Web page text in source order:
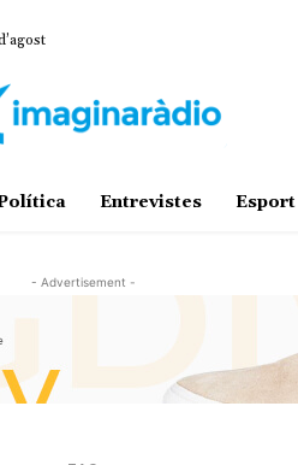
Entrevistes Esport
- Advertisement -